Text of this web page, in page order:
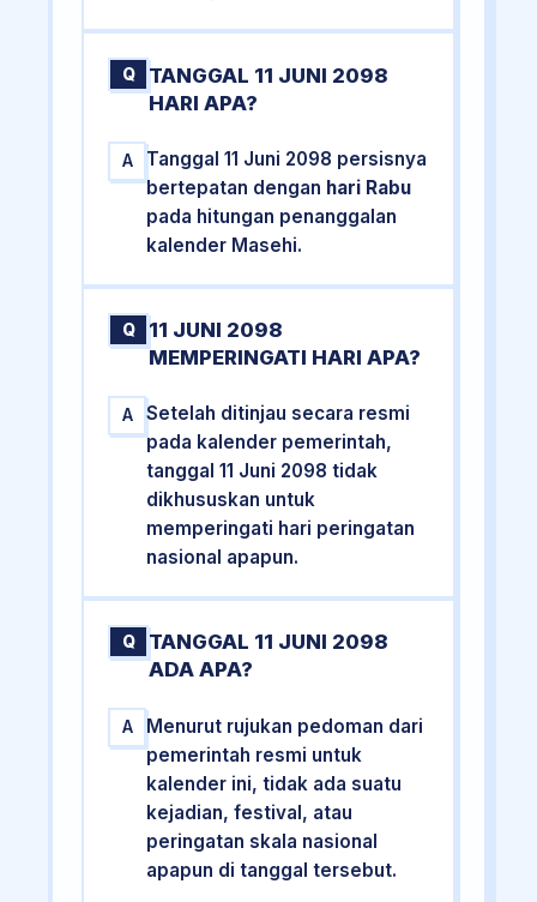
Q
TANGGAL 11 JUNI 2098
HARI APA?
A
Tanggal 11 Juni 2098 persisnya
bertepatan dengan hari Rabu
pada hitungan penanggalan
kalender Masehi.
Q
11 JUNI 2098
MEMPERINGATI HARI APA?
A
Setelah ditinjau secara resmi
pada kalender pemerintah,
tanggal 11 Juni 2098 tidak
dikhususkan untuk
memperingati hari peringatan
nasional apapun.
Q
TANGGAL 11 JUNI 2098
ADA APA?
A
Menurut rujukan pedoman dari
pemerintah resmi untuk
kalender ini, tidak ada suatu
kejadian, festival, atau
peringatan skala nasional
apapun di tanggal tersebut.